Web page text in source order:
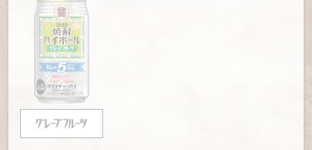
【横浜「越前屋田中酒店」】
心地の良い横浜・弘明寺の角打ち
【横須賀「酒のデパート ヒトモト」】
用達 横須賀で130年続く老舗酒屋の角打ち
【東京「柳下酒店」】
で知らない人と仲良くなる
【東京「有馬屋酒店」】